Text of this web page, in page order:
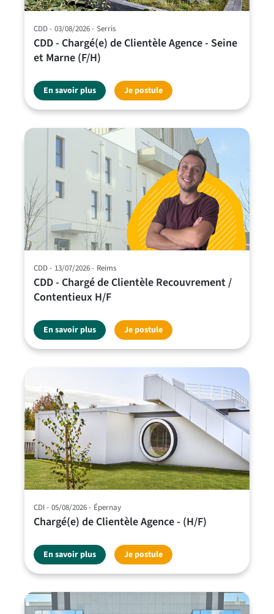
CDD 03/08/2026 Serris
CDD - Chargé(e) de Clientèle Agence - Seine
et Marne (F/H)
En savoir plus Je postule
CDD 13/07/2026 Reims
CDD - Chargé de Clientèle Recouvrement /
Contentieux H/F
En savoir plus Je postule
CDI 05/08/2026 Épernay
Chargé(e) de Clientèle Agence - (H/F)
En savoir plus Je postule